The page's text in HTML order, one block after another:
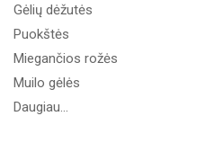
Gėlių dėžutės
Puokštės
Miegančios rožės
Muilo gėlės
Daugiau...